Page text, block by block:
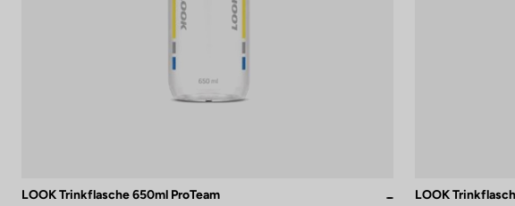
LOOK Trinkflasche 650ml ProTeam LOOK